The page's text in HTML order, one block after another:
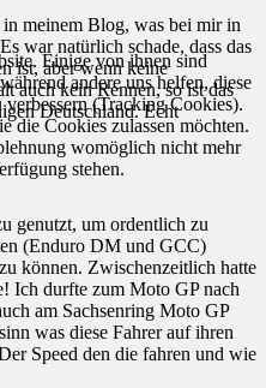
meinem Blog, was bei mir in
war natürlich schade, dass das
ist, aber wenn keine
auch kein Rennen, so ist das
Deutschland. Echt
genutzt, um ordentlich zu
(Enduro DM und GCC)
können. Zwischenzeitlich hatte
Ich durfte zum Moto GP nach
am Sachsenring Moto GP
was diese Fahrer auf ihren
Speed den die fahren und wie
Einige von ihnen sind
andere uns helfen, diese
(Tracking Cookies).
die Cookies zulassen möchten.
womöglich nicht mehr
stehen.